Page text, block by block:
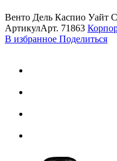
Венто Дель Каспио Уайт
АртикулАрт. 71863
В избранное Поделиться